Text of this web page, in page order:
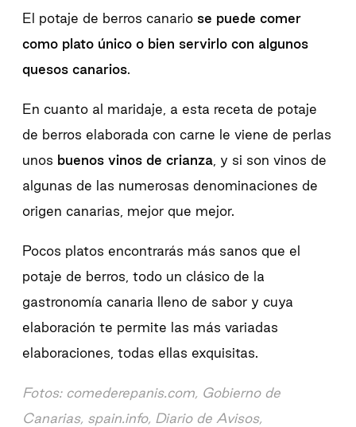
El potaje de berros canario se puede comer
como plato único o bien servirlo con algunos
quesos canarios.
En cuanto al maridaje, a esta receta de potaje
de berros elaborada con carne le viene de perlas
unos buenos vinos de crianza, y si son vinos de
algunas de las numerosas denominaciones de
origen canarias, mejor que mejor.
Pocos platos encontrarás más sanos que el
potaje de berros, todo un clásico de la
gastronomía canaria lleno de sabor y cuya
elaboración te permite las más variadas
elaboraciones, todas ellas exquisitas.
Fotos: comederepanis.com, Gobierno de
Canarias, spain.info, Diario de Avisos,